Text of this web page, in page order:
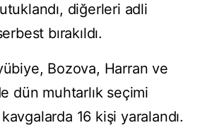
diğerleri adli
bırakıldı.
Bozova, Harran ve
dün muhtarlık seçimi
16 kişi yaralandı.